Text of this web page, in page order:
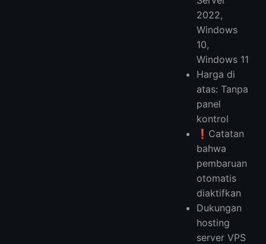
2022,
Windows
10,
Windows 11
Harga di
atas: Tanpa
panel
kontrol
❗️Catatan
bahwa
pembaruan
otomatis
diaktifkan
Dukungan
hosting
server VPS